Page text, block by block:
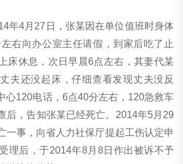
4月27日，张某因在单位值班时身体
右向办公室主任请假，到家后吃了止
床休息，次日早晨6点左右，其妻代某
夫还没起床，仔细查看发现丈夫没反
心120电话，6点40分左右，120急救车
后，告知张某已经死亡。2014年5月29
一事，向省人力社保厅提起工伤认定申
理后，于2014年8月8日作出被诉不予